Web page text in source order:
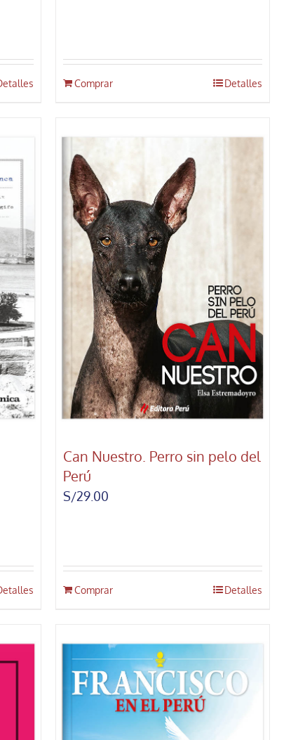
Comprar Detalles
Can Nuestro. Perro sin pelo del
Perú
S/29.00
Comprar Detalles